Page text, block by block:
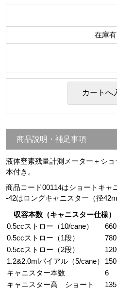
在庫有
商品説明・補足事項
液体窒素残量計測メーター＋シ
本付き。
商品コード00114はショートキャ
-42はロングキャニスター（径
収容本数（キャニスター仕様）
0.5ccストロー（10/cane）
660
0.5ccストロー（1段）
780
0.5ccストロー（2段）
1.2&2.0mlバイアル（5/cane）
150
キャニスター本数
6
キャニスター高 ショート
135